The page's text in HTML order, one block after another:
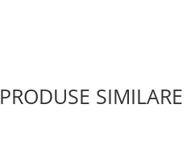
PRODUSE SIMILARE